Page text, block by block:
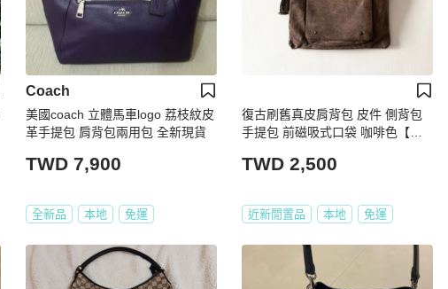
Coach
美國coach 立體馬車logo 荔枝紋皮
革手提包 肩背包兩用包 全新現貨
TWD 7,900
全新品 本地 免運
復古刷舊真皮肩背包 皮件 側背包
手提包 前磁吸式口袋 咖啡色【壽
TWD 2,500
近新閒置品 本地 免運